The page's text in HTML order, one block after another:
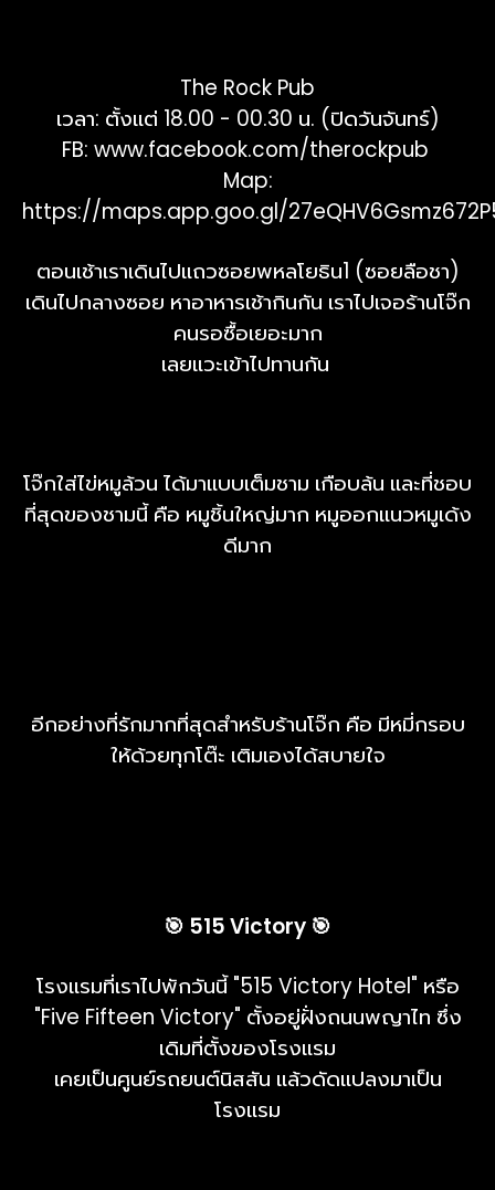
The Rock Pub
เวลา: ตั้งแต่ 18.00 - 00.30 น. (ปิดวันจันทร์)
FB: www.facebook.com/therockpub
Map:
https://maps.app.goo.gl/
ตอนเช้าเราเดินไปแถวซอยพหลโยธิน1 (ซอยลือชา)
เดินไปกลางซอย หาอาหารเช้ากินกัน เราไปเจอร้านโจ๊ก
คนรอซื้อเยอะมาก
เลยแวะเข้าไปทานกัน
โจ๊กใส่ไข่หมูล้วน ได้มาแบบเต็มชาม เกือบล้น และที่ชอบ
ที่สุดของชามนี้ คือ หมูชิ้นใหญ่มาก หมูออกแนวหมูเด้ง
ดีมาก
อีกอย่างที่รักมากที่สุดสำหรับร้านโจ๊ก คือ มีหมี่กรอบ
ให้ด้วยทุกโต๊ะ เติมเองได้สบายใจ
🎯 515 Victory 🎯
โรงแรมที่เราไปพักวันนี้ "515 Victory Hotel" หรือ
"Five Fifteen Victory" ตั้งอยู่ฝั่งถนนพญาไท ซึ่ง
เดิมที่ตั้งของโรงแรม
เคยเป็นศูนย์รถยนต์นิสสัน แล้วดัดแปลงมาเป็น
โรงแรม